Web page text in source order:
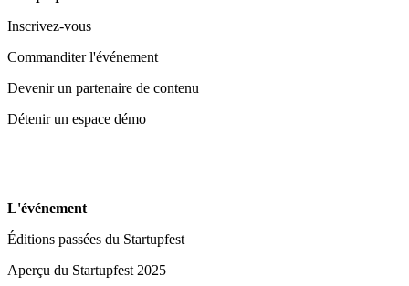
Inscrivez-vous
Commanditer l'événement
Devenir un partenaire de contenu
Détenir un espace démo
L'événement
Éditions passées du Startupfest
Aperçu du Startupfest 2025